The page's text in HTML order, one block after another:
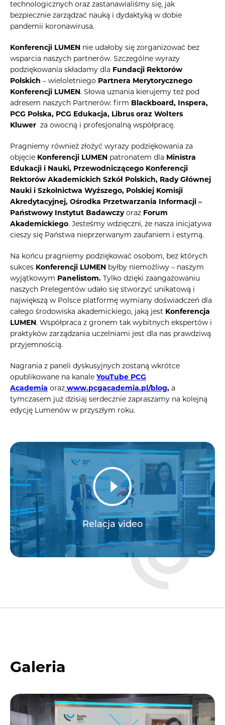
technologicznych oraz zastanawialiśmy się, jak
bezpiecznie zarządzać nauką i dydaktyką w dobie
pandemii koronawirusa.
Konferencji LUMEN nie udałoby się zorganizować bez
wsparcia naszych partnerów. Szczególne wyrazy
podziękowania składamy dla Fundacji Rektorów
Polskich – wieloletniego Partnera Merytorycznego
Konferencji LUMEN . Słowa uznania kierujemy też pod
adresem naszych Partnerów: firm Blackboard, Inspera,
PCG Polska, PCG Edukacja, Librus oraz Wolters
Kluwer za owocną i profesjonalną współpracę.
Pragniemy również złożyć wyrazy podziękowania za
objęcie Konferencji LUMEN patronatem dla Ministra
Edukacji i Nauki, Przewodniczącego Konferencji
Rektorów Akademickich Szkół Polskich, Rady Głównej
Nauki i Szkolnictwa Wyższego, Polskiej Komisji
Akredytacyjnej, Ośrodka Przetwarzania Informacji –
Państwowy Instytut Badawczyoraz Forum
Akademickiego. Jesteśmy wdzięczni, że nasza inicjatywa
cieszy się Państwa nieprzerwanym zaufaniem i estymą.
Na końcu pragniemy podziękować osobom, bez których
sukces Konferencji LUMEN byłby niemożliwy – naszym
wyjątkowym Panelistom. Tylko dzięki zaangażowaniu
naszych Prelegentów udało się stworzyć unikatową i
największą w Polsce platformę wymiany doświadczeń dla
całego środowiska akademickiego, jaką jest Konferencja
LUMEN . Współpraca z gronem tak wybitnych ekspertów i
praktyków zarządzania uczelniami jest dla nas prawdziwą
przyjemnością.
Nagrania z paneli dyskusyjnych zostaną wkrótce
opublikowane na kanale YouTube PCG
Academia oraz www.pcgacademia.pl/blog, a
tymczasem już dzisiaj serdecznie zapraszamy na kolejną
edycję Lumenów w przyszłym roku.
Relacja video
Galeria